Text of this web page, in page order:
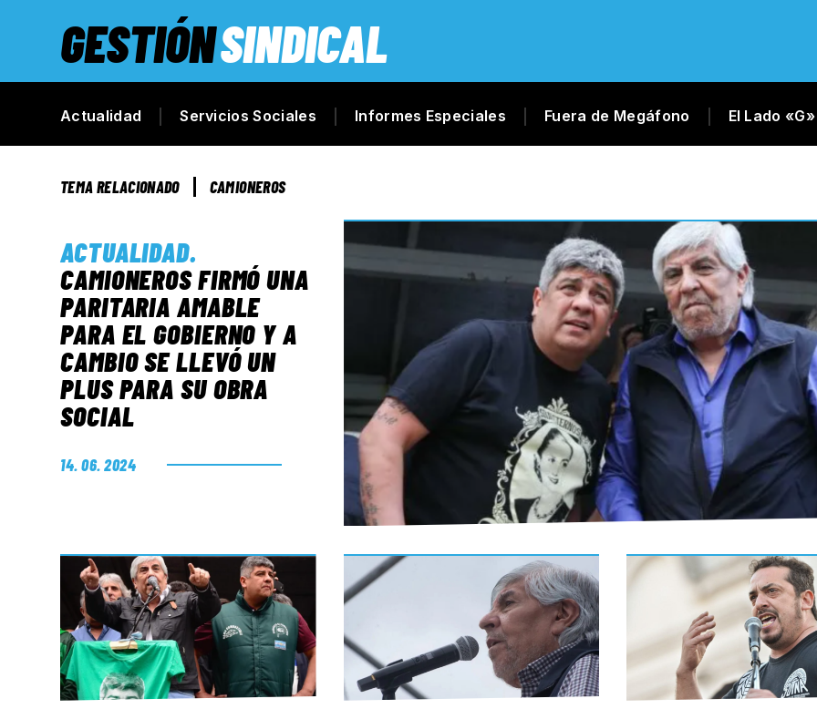
GESTIÓNSINDICAL
Actualidad Servicios Sociales Informes Especiales Fuera de Megáfono El Lado «G»
TEMA RELACIONADO CAMIONEROS
ACTUALIDAD.
CAMIONEROS FIRMÓ UNA
PARITARIA AMABLE
PARA EL GOBIERNO Y A
CAMBIO SE LLEVÓ UN
PLUS PARA SU OBRA
SOCIAL
14. 06. 2024